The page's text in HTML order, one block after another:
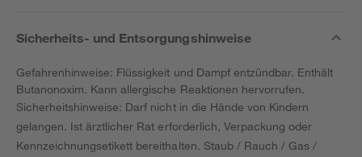
Sicherheits- und Entsorgungshinweise
Gefahrenhinweise: Flüssigkeit und Dampf entzündbar. Enthält
Butanonoxim. Kann allergische Reaktionen hervorrufen.
Sicherheitshinweise: Darf nicht in die Hände von Kindern
gelangen. Ist ärztlicher Rat erforderlich, Verpackung oder
Kennzeichnungsetikett bereithalten. Staub / Rauch / Gas /